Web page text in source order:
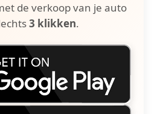
de verkoop van je auto
3 klikken.